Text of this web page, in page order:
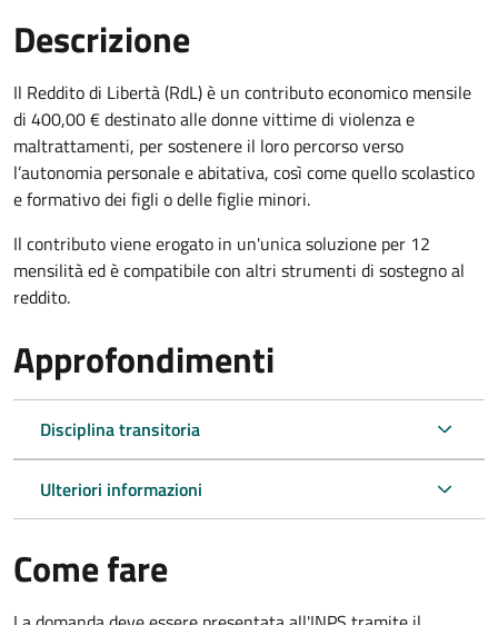
Descrizione
Il Reddito di Libertà (RdL) è un contributo economico mensile
di 400,00 € destinato alle donne vittime di violenza e
maltrattamenti, per sostenere il loro percorso verso
l’autonomia personale e abitativa, così come quello scolastico
e formativo dei figli o delle figlie minori.
Il contributo viene erogato in un'unica soluzione per 12
mensilità ed è compatibile con altri strumenti di sostegno al
reddito.
Approfondimenti
Disciplina transitoria
Ulteriori informazioni
Come fare